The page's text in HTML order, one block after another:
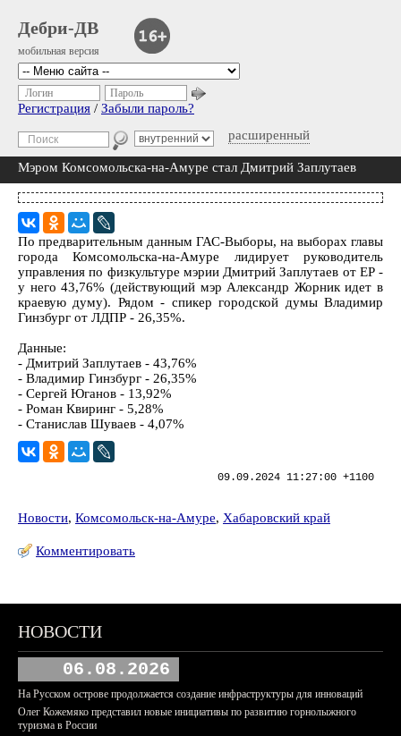
Дебри-ДВ
мобильная версия
расширенный
Логин Пароль
Регистрация / Забыли пароль?
Мэром Комсомольска-на-Амуре стал Дмитрий Заплутаев
По предварительным данным ГАС-Выборы, на выборах главы
города Комсомольска-на-Амуре лидирует руководитель
управления по физкультуре мэрии Дмитрий Заплутаев от ЕР -
у него 43,76% (действующий мэр Александр Жорник идет в
краевую думу). Рядом - спикер городской думы Владимир
Гинзбург от ЛДПР - 26,35%.
Данные:
- Дмитрий Заплутаев - 43,76%
- Владимир Гинзбург - 26,35%
- Сергей Юганов - 13,92%
- Роман Квиринг - 5,28%
- Станислав Шуваев - 4,07%
09.09.2024 11:27:00 +1100
Новости, Комсомольск-на-Амуре, Хабаровский край
Комментировать
НОВОСТИ
06.08.2026
На Русском острове продолжается создание инфраструктуры для инноваций
Олег Кожемяко представил новые инициативы по развитию горнолыжного
туризма в России